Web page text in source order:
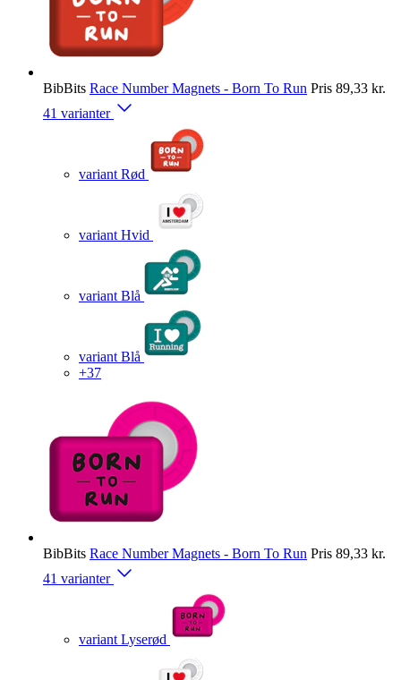
BibBits Race Number Magnets - Born To Run Pris 89,33 kr.
41 varianter
variant Rød
variant Hvid
variant Blå
variant Blå
+37
BibBits Race Number Magnets - Born To Run Pris 89,33 kr.
41 varianter
variant Lyserød